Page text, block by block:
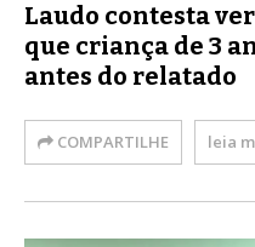
Laudo contesta
que criança de 3
antes do relatado
COMPARTILHE leia